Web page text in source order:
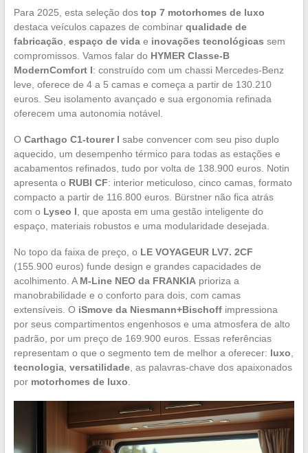
Para 2025, esta seleção dos top 7 motorhomes de luxo
destaca veículos capazes de combinar qualidade de
fabricação espaço de vidae inovações tecnológicas sem
compromissos. Vamos falar do HYMER Classe-B
ModernComfort I: construído com um chassi Mercedes-Benz
leve, oferece de 4 a 5 camas e começa a partir de 130.210
euros. Seu isolamento avançado e sua ergonomia refinada
oferecem uma autonomia notável.
O Carthago C1-tourer I sabe convencer com seu piso duplo
aquecido, um desempenho térmico para todas as estações e
acabamentos refinados, tudo por volta de 138.900 euros. Notin
apresenta o RUBI CF: interior meticuloso, cinco camas, formato
compacto a partir de 116.800 euros. Bürstner não fica atrás
com o Lyseo I , que aposta em uma gestão inteligente do
espaço, materiais robustos e uma modularidade desejada.
No topo da faixa de preço, o LE VOYAGEUR LV7. 2CF
(155.900 euros) funde design e grandes capacidades de
acolhimento. A M-Line NEO da FRANKIAprioriza a
manobrabilidade e o conforto para dois, com camas
extensíveis. O iSmove da Niesmann+Bischoffimpressiona
por seus compartimentos engenhosos e uma atmosfera de alto
padrão, por um preço de 169.900 euros. Essas referências
representam o que o segmento tem de melhor a oferecer: luxo
tecnologia, versatilidade, as palavras-chave dos apaixonados
por motorhomes de luxo